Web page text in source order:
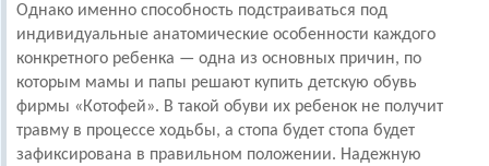
Однако именно способность подстраиваться под
индивидуальные анатомические особенности каждого
конкретного ребенка — одна из основных причин, по
которым мамы и папы решают купить детскую обувь
фирмы «Котофей». В такой обуви их ребенок не получит
травму в процессе ходьбы, а стопа будет стопа будет
зафиксирована в правильном положении. Надежную